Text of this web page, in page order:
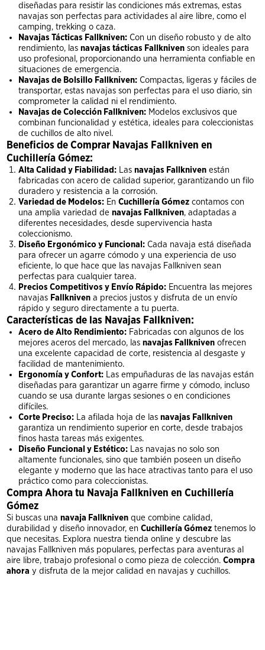
diseñadas para resistir las condiciones más extremas, estas
navajas son perfectas para actividades al aire libre, como el
camping, trekking o caza.
Navajas Tácticas Fallkniven: Con un diseño robusto y de alto
rendimiento, lasnavajas tácticas Fallkniven son ideales para
uso profesional, proporcionando una herramienta confiable en
situaciones de emergencia.
Navajas de Bolsillo Fallkniven: Compactas, ligeras y fáciles de
transportar, estas navajas son perfectas para el uso diario, sin
comprometer la calidad ni el rendimiento.
Navajas de Colección Fallkniven: Modelos exclusivos que
combinan funcionalidad y estética, ideales para coleccionistas
de cuchillos de alto nivel.
Beneficios de Comprar Navajas Fallkniven en
Cuchillería Gómez:
Alta Calidad y Fiabilidad: Lasnavajas Fallkniven están
fabricadas con acero de calidad superior, garantizando un filo
duradero y resistencia a la corrosión.
Variedad de Modelos: EnCuchillería Gómez contamos con
una amplia variedad denavajas Fallkniven, adaptadas a
diferentes necesidades, desde supervivencia hasta
coleccionismo.
Diseño Ergonómico y Funcional: Cada navaja está diseñada
para ofrecer un agarre cómodo y una experiencia de uso
eficiente, lo que hace que las navajas Fallkniven sean
perfectas para cualquier tarea.
Precios Competitivos y Envío Rápido: Encuentra las mejores
navajas Fallkniven a precios justos y disfruta de un envío
rápido y seguro directamente a tu puerta.
Características de las Navajas Fallkniven:
Acero de Alto Rendimiento: Fabricadas con algunos de los
mejores aceros del mercado, lasnavajas Fallkniven ofrecen
una excelente capacidad de corte, resistencia al desgaste y
facilidad de mantenimiento.
Ergonomía y Confort: Las empuñaduras de las navajas están
diseñadas para garantizar un agarre firme y cómodo, incluso
cuando se usa durante largas sesiones o en condiciones
difíciles.
Corte Preciso: La afilada hoja de lasnavajas Fallkniven
garantiza un rendimiento superior en corte, desde trabajos
finos hasta tareas más exigentes.
Diseño Funcional y Estético: Las navajas no solo son
altamente funcionales, sino que también poseen un diseño
elegante y moderno que las hace atractivas tanto para el uso
práctico como para coleccionistas.
Compra Ahora tu Navaja Fallkniven en Cuchillería
Gómez
Si buscas unanavaja Fallkniven que combine calidad,
durabilidad y diseño innovador, enCuchillería Gómez tenemos lo
que necesitas. Explora nuestra tienda online y descubre las
navajas Fallkniven más populares, perfectas para aventuras al
aire libre, trabajo profesional o como pieza de colección.Compra
ahora y disfruta de la mejor calidad en navajas y cuchillos.